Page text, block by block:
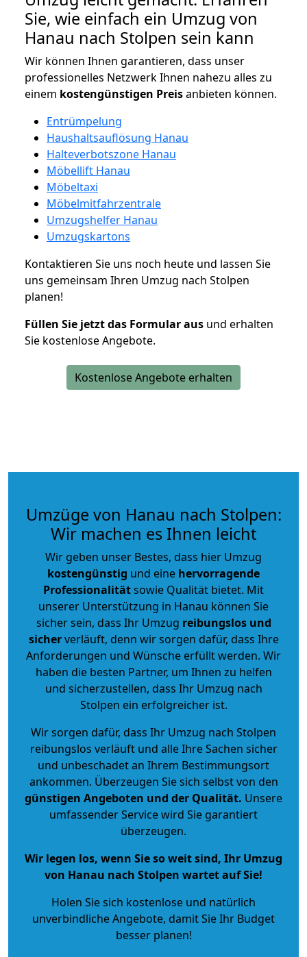
Sie, wie einfach ein Umzug von
Hanau nach Stolpen sein kann
Wir können Ihnen garantieren, dass unser
professionelles Netzwerk Ihnen nahezu alles zu
einem kostengünstigen Preisanbieten können.
Entrümpelung
Haushaltsauflösung Hanau
Halteverbotszone Hanau
Möbellift Hanau
Möbeltaxi
Möbelmitfahrzentrale
Umzugshelfer Hanau
Umzugskartons
Kontaktieren Sie uns noch heute und lassen Sie
uns gemeinsam Ihren Umzug nach Stolpen
planen!
Füllen Sie jetzt das Formular aus und erhalten
Sie kostenlose Angebote.
Kostenlose Angebote erhalten
Umzüge von Hanau nach Stolpen:
Wir machen es Ihnen leicht
Wir geben unser Bestes, dass hier Umzug
kostengünstig und eine hervorragende
Professionalitätsowie Qualität bietet. Mit
unserer Unterstützung in Hanau können Sie
sicher sein, dass Ihr Umzug reibungslos und
sicherverläuft, denn wir sorgen dafür, dass Ihre
Anforderungen und Wünsche erfüllt werden. Wir
haben die besten Partner, um Ihnen zu helfen
und sicherzustellen, dass Ihr Umzug nach
Stolpen ein erfolgreicher ist.
Wir sorgen dafür, dass Ihr Umzug nach Stolpen
reibungslos verläuft und alle Ihre Sachen sicher
und unbeschadet an Ihrem Bestimmungsort
ankommen. Überzeugen Sie sich selbst von den
günstigen Angeboten und der Qualität. Unsere
umfassender Service wird Sie garantiert
überzeugen.
Wir legen los, wenn Sie so weit sind, Ihr Umzug
von Hanau nach Stolpen wartet auf Sie!
Holen Sie sich kostenlose und natürlich
unverbindliche Angebote, damit Sie Ihr Budget
besser planen!